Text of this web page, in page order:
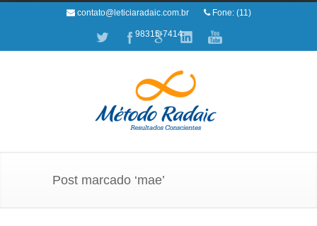
contato@leticiaradaic.com.br Fone: (11)
98315-7414
Post marcado ‘mae’